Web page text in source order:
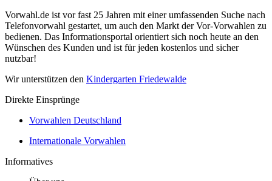
Vorwahl.de ist vor fast 25 Jahren mit einer umfassenden Suche nach
Telefonvorwahl gestartet, um auch den Markt der Vor-Vorwahlen zu
bedienen. Das Informationsportal orientiert sich noch heute an den
Wünschen des Kunden und ist für jeden kostenlos und sicher
nutzbar!
Wir unterstützen den Kindergarten Friedewalde
Direkte Einsprünge
Vorwahlen Deutschland
Internationale Vorwahlen
Informatives